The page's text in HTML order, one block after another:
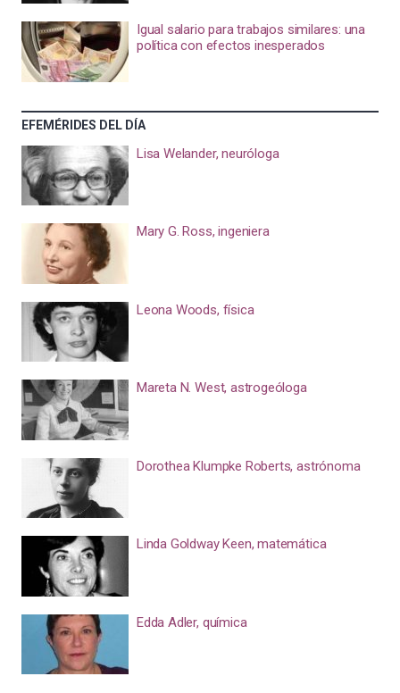
Igual salario para trabajos similares: una
política con efectos inesperados
EFEMÉRIDES DEL DÍA
Lisa Welander, neuróloga
Mary G. Ross, ingeniera
Leona Woods, física
Mareta N. West, astrogeóloga
Dorothea Klumpke Roberts, astrónoma
Linda Goldway Keen, matemática
Edda Adler, química